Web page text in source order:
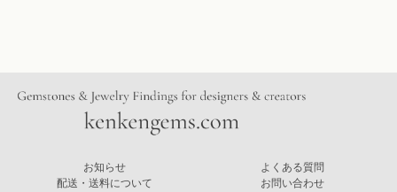
お知らせ
配送・送料について
よくある質問
お問い合わせ